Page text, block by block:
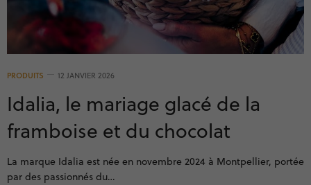
PRODUITS 12 JANVIER 2026
Idalia, le mariage glacé de la
framboise et du chocolat
La marque Idalia est née en novembre 2024 à Montpellier, portée
par des passionnés du…